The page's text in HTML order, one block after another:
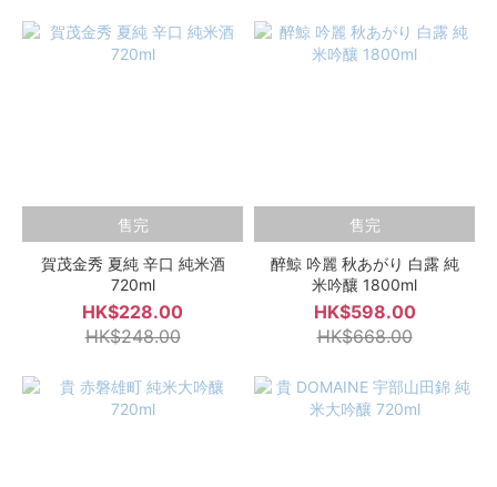
售完
賀茂金秀 夏純 辛口 純米酒
720ml
HK$228.00
HK$248.00
售完
醉鯨 吟麗 秋あがり 白露 純
米吟釀 1800ml
HK$598.00
HK$668.00